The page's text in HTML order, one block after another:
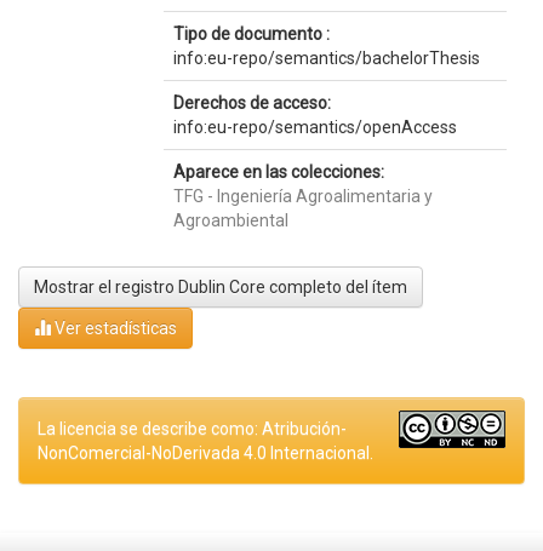
Tipo de documento :
info:eu-repo/semantics/bachelorThesis
Derechos de acceso:
info:eu-repo/semantics/openAccess
Aparece en las colecciones:
TFG - Ingeniería Agroalimentaria y
Agroambiental
Mostrar el registro Dublin Core completo del ítem
Ver estadísticas
La licencia se describe como: Atribución-
NonComercial-NoDerivada 4.0 Internacional.